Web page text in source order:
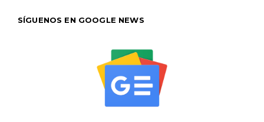
SÍGUENOS EN GOOGLE NEWS